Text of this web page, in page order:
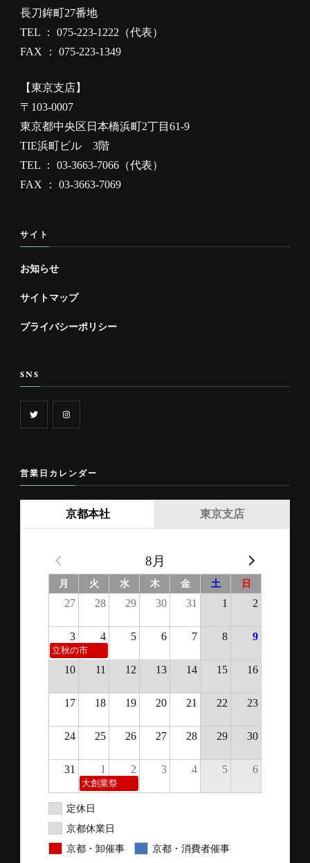
長刀鉾町27番地
TEL ： 075-223-1222（代表）
FAX ： 075-223-1349
【東京支店】
〒103-0007
東京都中央区日本橋浜町2丁目61-9
TIE浜町ビル 3階
TEL ： 03-3663-7066（代表）
FAX ： 03-3663-7069
サイト
お知らせ
サイトマップ
プライバシーポリシー
SNS
営業日カレンダー
京都本社
8月
月 火 水 木 金 土 日
27 28 29 30 31 1 2
3 4 5 6 7 8 9
立秋の市
10 11 12 13 14 15 16
17 18 19 20 21 22 23
24 25 26 27 28 29 30
31 1 2 3 4 5 6
大創業祭
定休日
京都休業日
京都・卸催事
京都・消費者催事
東京支店